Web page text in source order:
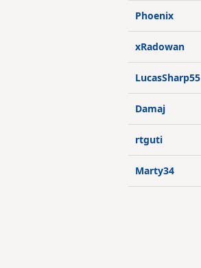
Phoenix
xRadowan
LucasSharp55
Damaj
rtguti
Marty34